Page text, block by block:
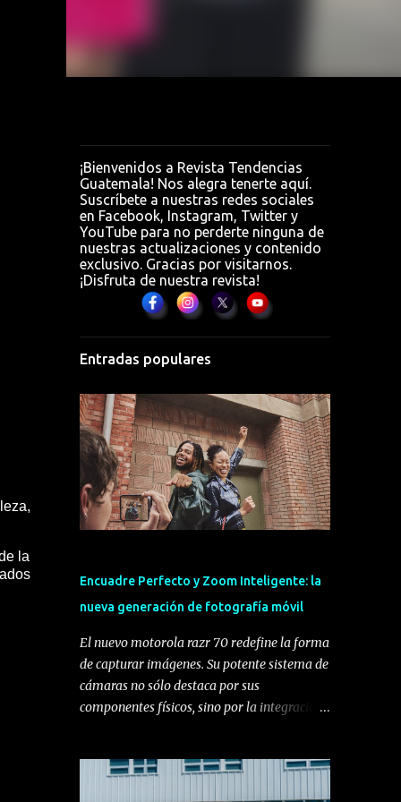
la
¡Bienvenidos a Revista Tendencias
Guatemala! Nos alegra tenerte aquí.
Suscríbete a nuestras redes sociales
en Facebook, Instagram, Twitter y
YouTube para no perderte ninguna de
nuestras actualizaciones y contenido
exclusivo. Gracias por visitarnos.
¡Disfruta de nuestra revista!
Entradas populares
Encuadre Perfecto y Zoom Inteligente: la
nueva generación de fotografía móvil
El nuevo motorola razr 70 redefine la forma
de capturar imágenes. Su potente sistema de
cámaras no sólo destaca por sus
componentes físicos, sino por la integración
transformando la experiencia del usuario y
ofreciendo la mejor cámara hasta la fecha